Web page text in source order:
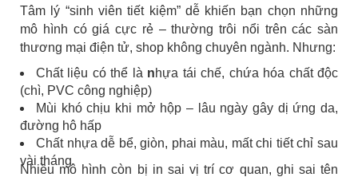
Tâm lý “sinh viên tiết kiệm” dễ khiến bạn chọn những
mô hình có giá cực rẻ – thường trôi nổi trên các sàn
thương mại điện tử, shop không chuyên ngành. Nhưng:
Chất liệu có thể là nhựa tái chế, chứa hóa chất độc
(chì, PVC công nghiệp)
Mùi khó chịu khi mở hộp – lâu ngày gây dị ứng da,
đường hô hấp
Chất nhựa dễ bể, giòn, phai màu, mất chi tiết chỉ sau
vài tháng
Nhiều mô hình còn bị in sai vị trí cơ quan, ghi sai tên